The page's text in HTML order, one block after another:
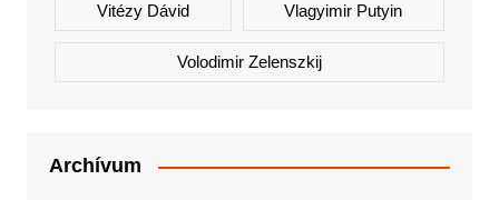
Vitézy Dávid Vlagyimir Putyin
Volodimir Zelenszkij
Archívum